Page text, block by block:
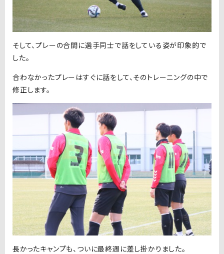
そして、プレーの合間に選手同士で話をしている姿が印象的で
した。
合わなかったプレーはすぐに話をして、そのトレーニングの中で
修正します。
長かったキャンプも、ついに最終週に差し掛かりました。